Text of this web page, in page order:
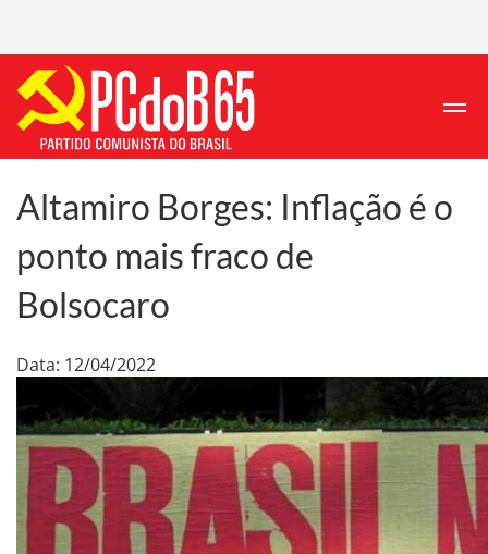
Altamiro Borges: Inflação é o
ponto mais fraco de
Bolsocaro
Data: 12/04/2022